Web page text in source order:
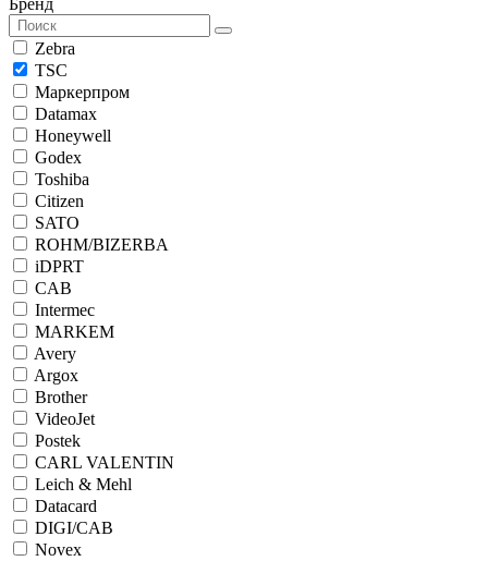
Бренд
Zebra
TSC
Маркерпром
Datamax
Honeywell
Godex
Toshiba
Citizen
SATO
ROHM/BIZERBA
iDPRT
CAB
Intermec
MARKEM
Avery
Argox
Brother
VideoJet
Postek
CARL VALENTIN
Leich & Mehl
Datacard
DIGI/CAB
Novex